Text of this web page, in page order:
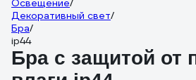
Освещение/
Декоративный свет/
Бра/
ip44
Бра с защитой от